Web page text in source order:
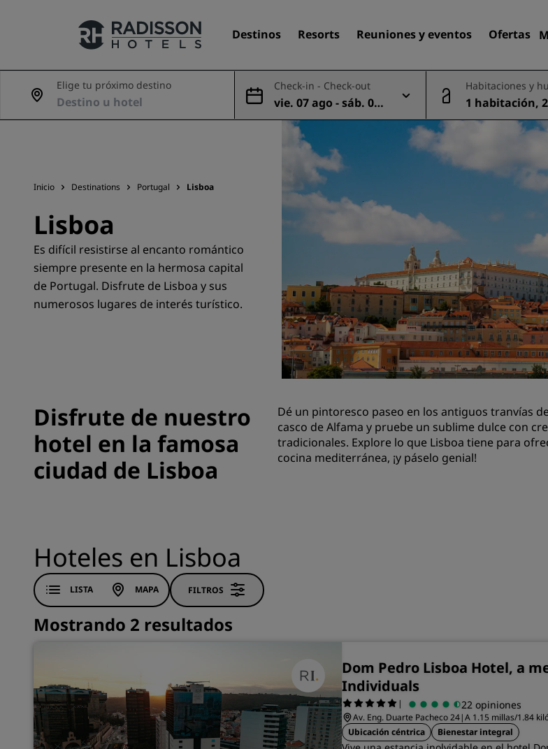
Destinos Resorts Reuniones y eventos Ofertas
Nuestras marcas
Encuentra
Resorts
Hoteles en
Hoteles
Reuniones
Descubre
Reserva un
Solicita un
Destinos
Buscar
Elige tu próximo destino Check-in - Check-out
vie. 07 ago - sáb. 08
ago
Habitaciones y
des
1 habitación,
tos
Inicio Destinations Portugal Lisboa
Lisboa
Es difícil resistirse al encanto romántico
siempre presente en la hermosa capital
de Portugal. Disfrute de Lisboa y sus
numerosos lugares de interés turístico.
Disfrute de nuestro
hotel en la famosa
ciudad de Lisboa
Dé un pintoresco paseo en los antiguos tranvías
casco de Alfama y pruebe un sublime dulce con
tradicionales. Explore lo que Lisboa tiene para
cocina mediterránea, ¡y páselo genial!
Hoteles en Lisboa
LISTA MAPA FILTROS
Mostrando 2 resultados
Dom Pedro Lisboa Hotel, a
Individuals
| 22 opiniones
Av. Eng. Duarte Pacheco 24|A 1.15 millas/1.84
Ubicación céntrica
Bienestar integral